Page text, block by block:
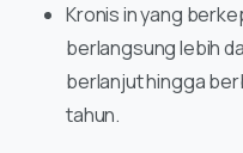
Kronis in yang
berlangsung lebih
berlanjut hingga
tahun.